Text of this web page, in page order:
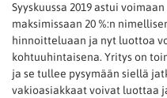
Syyskuussa 2019 astui
maksimissaan 20 %:n
hinnoitteluaan ja nyt luottoa
kohtuuhintaisena. Yritys on
ja se tullee pysymään siellä
vakioasiakkaat voivat luottaa